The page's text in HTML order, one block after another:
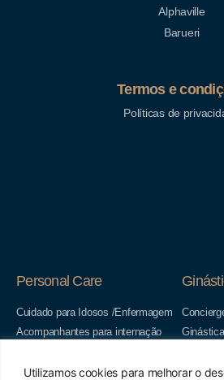
Utilizamos cookies para melhorar o
Alphaville
Barueri
Termos e
Políticas de
Personal Care
Cuidado para Idosos /Enfermagem
Acompanhantes para internação
Pós- operatório com Welcome